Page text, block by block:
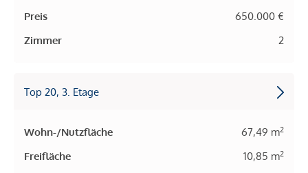
Preis
650.000 €
Zimmer
2
Top 20, 3. Etage
Wohn-/Nutzfläche 67,49 m2
Freifläche 10,85 m2